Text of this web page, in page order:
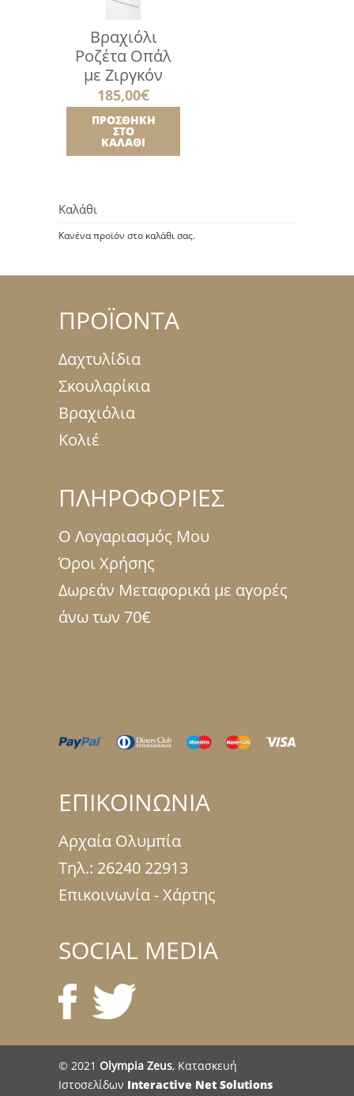
Βραχιόλι
Ροζέτα Οπάλ
με Ζιργκόν
185,00€
ΠΡΟΣΘΉΚΗ
ΣΤΟ
ΚΑΛΆΘΙ
Καλάθι
Κανένα προϊόν στο καλάθι σας.
ΠΡΟΪΟΝΤΑ
Δαχτυλίδια
Σκουλαρίκια
Βραχιόλια
Κολιέ
ΠΛΗΡΟΦΟΡΙΕΣ
Ο Λογαριασμός Μου
Όροι Χρήσης
Δωρεάν Μεταφορικά με αγορές
άνω των 70€
ΕΠΙΚΟΙΝΩΝΙΑ
Αρχαία Ολυμπία
Τηλ.: 26240 22913
Επικοινωνία - Χάρτης
SOCIAL MEDIA
© 2021 Olympia Zeus, Κατασκευή
Ιστοσελίδων Interactive Net Solutions